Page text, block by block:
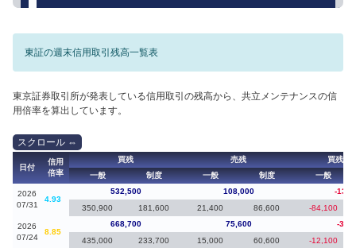
東証の週末信用取引残高一覧表
東京証券取引所が発表している信用取引の残高から、共立メンテナンスの信
用倍率を算出しています。
日付
信用
倍率
買残 売残
買残（
一般
制度 一般 制度 一般
2026
07/31
4.93
532,500 108,000
-
350,900
181,600 21,400 86,600 -84,100
2026
07/24
8.85
668,700 75,600
-
435,000
233,700 15,000 60,600 -12,100